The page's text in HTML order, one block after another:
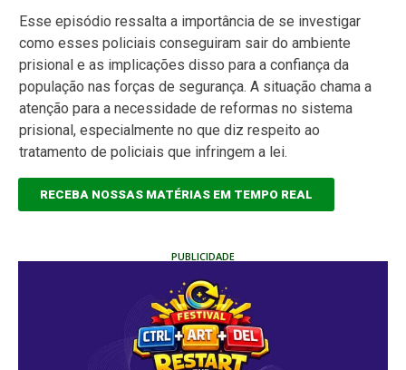
Esse episódio ressalta a importância de se investigar
como esses policiais conseguiram sair do ambiente
prisional e as implicações disso para a confiança da
população nas forças de segurança. A situação chama a
atenção para a necessidade de reformas no sistema
prisional, especialmente no que diz respeito ao
tratamento de policiais que infringem a lei.
RECEBA NOSSAS MATÉRIAS EM TEMPO REAL
PUBLICIDADE